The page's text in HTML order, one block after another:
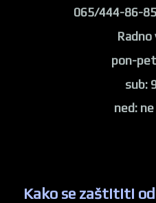
065/444-86-
Radno
pon-
sub:
ned:
Kako se zaštititi